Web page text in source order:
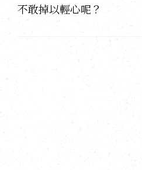
不敢掉以輕心呢？